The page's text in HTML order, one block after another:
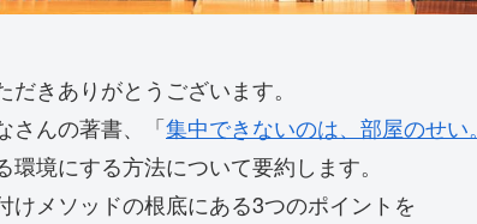
きありがとうございます。
さんの著書、「集中できないのは、部屋のせい。
環境にする方法について要約します。
けメソッドの根底にある3つのポイントを